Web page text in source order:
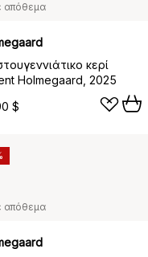
απόθεμα
κερί
Holmegaard, 2025
$
απόθεμα